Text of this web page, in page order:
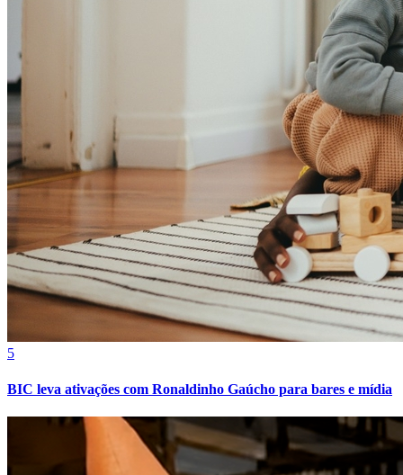
Juventude
5
BIC leva ativações com Ronaldinho Gaúcho para bares e mídia